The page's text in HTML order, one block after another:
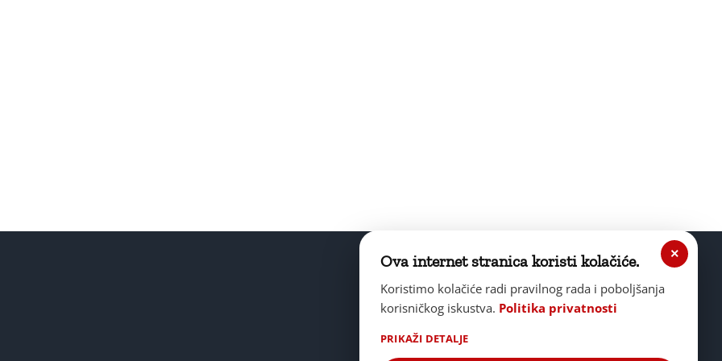
×
Ova internet stranica koristi kolačiće.
Koristimo kolačiće radi pravilnog rada i poboljšanja
korisničkog iskustva. Politika privatnosti
PRIKAŽI DETALJE